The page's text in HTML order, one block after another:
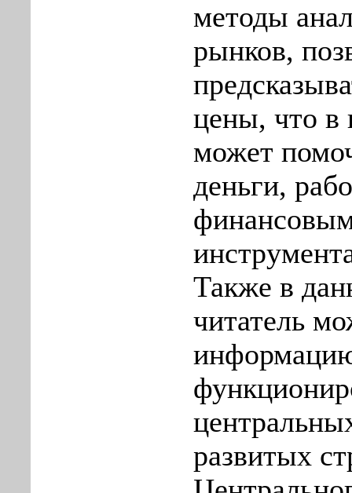
методы
рынков,
цены, что в
может
деньги,
Также в
читатель
развитых